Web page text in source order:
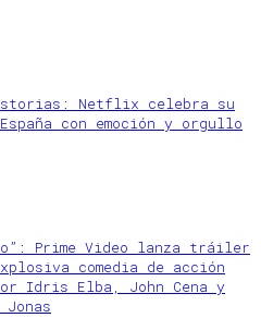
Netflix celebra su
con emoción y orgullo
Prime Video lanza tráiler
comedia de acción
Idris Elba, John Cena y